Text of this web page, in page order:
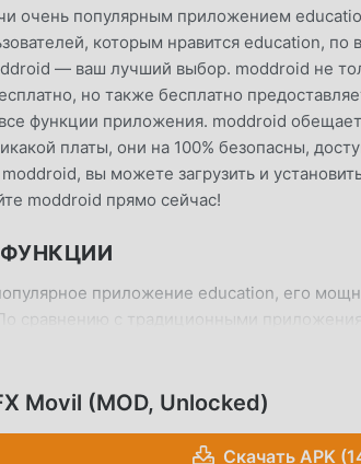
очень популярным приложением
которым нравится education, по
— ваш лучший выбор. moddroid не
но также бесплатно
функции приложения. moddroid
платы, они на 100% безопасны,
moddroid, вы можете загрузить и
moddroid прямо сейчас!
приложение education, его
сравнению с традиционными
и более мощные функции. Вам нужно
education для любителей
Movil (MOD, Unlocked)
Скачать APK